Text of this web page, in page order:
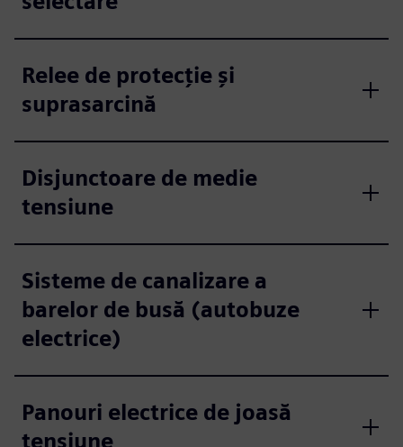
Relee de protecție și
suprasarcină
Disjunctoare de medie
tensiune
Sisteme de canalizare a
barelor de busă (autobuze
electrice)
Panouri electrice de joasă
tensiune